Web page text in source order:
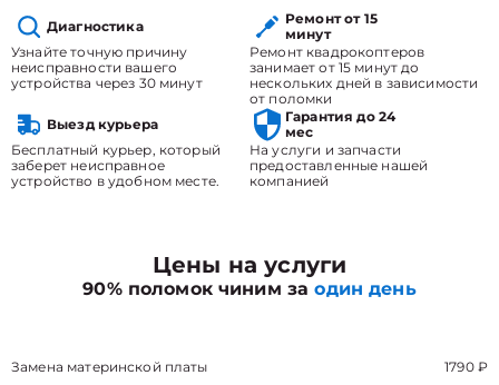
Диагностика
Узнайте точную причину
неисправности вашего
устройства через 30 минут
Ремонт от 15
минут
Ремонт квадрокоптеров
занимает от 15 минут до
нескольких дней в зависимости
от поломки
Выезд курьера
Бесплатный курьер, который
заберет неисправное
устройство в удобном месте.
Гарантия до 24
мес
На услуги и запчасти
предоставленные нашей
компанией
Цены на услуги
90% поломок чиним заодин день
Замена материнской платы 1790 ₽